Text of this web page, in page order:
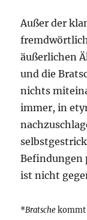
Außer der
äußerlichen
und die
nichts
immer, in
Befindungen
ist nicht
*Bratschekommt